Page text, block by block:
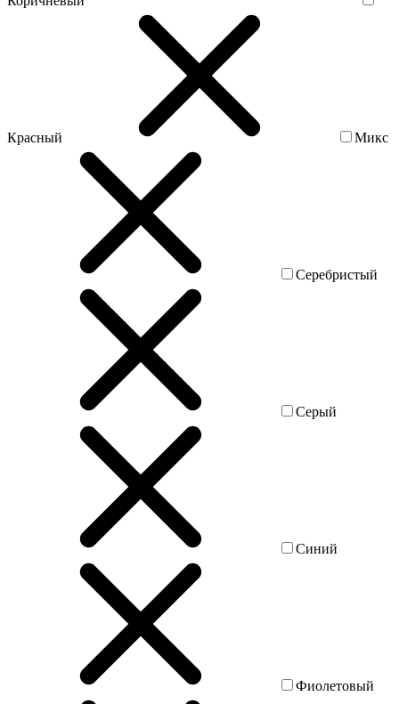
Красный Микс
Серебристый
Серый
Синий
Фиолетовый